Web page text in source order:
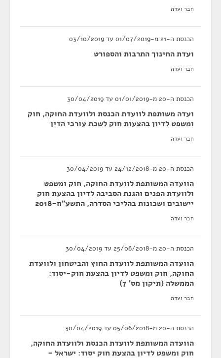
חבר ועדה
הכנסת ה-21 מ-01/07/2019 עד 03/10/2019
ועדת החינוך התרבות והספורט
חבר ועדה
הכנסת ה-20 מ-01/01/2019 עד 30/04/2019
ועדה משותפת לוועדת הכנסת ולוועדת החוקה, חוק
ומשפט לדיון בהצעות חוק לשכת עורכי הדין
חבר ועדה
הכנסת ה-20 מ-24/12/2018 עד 30/04/2019
הוועדה המשותפת לוועדת החוקה, חוק ומשפט
ולוועדת הפנים והגנת הסביבה לדיון בהצעת חוק
יישובים ושכונות בהליכי הסדרה, התשע"ח-2018
חבר ועדה
הכנסת ה-20 מ-25/06/2018 עד 30/04/2019
הוועדה המשותפת לוועדת החוץ והביטחון ולוועדת
החוקה, חוק ומשפט לדיון בהצעת חוק-יסוד:
הממשלה (תיקון מס' 7)
חבר ועדה
הכנסת ה-20 מ-05/06/2018 עד 30/04/2019
הוועדה המשותפת לוועדת הכנסת ולוועדת החוקה,
חוק ומשפט לדיון בהצעת חוק יסוד: ישראל -